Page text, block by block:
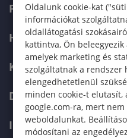
FELVÉTELIZŐKNEK
HALLGATÓKNAK
KÉPZÉSEK
DOKTORI ISKOLA
INTERNATIONAL
Oldalunk cookie-kat
információkat
oldallátogatási
kattintva, Ön
amelyek marketing és
szolgáltatnak a rendszer
elengedhetetlenül
minden cookie-t elutasít,
google.com-ra, mert
weboldalunkat.
módosítani az